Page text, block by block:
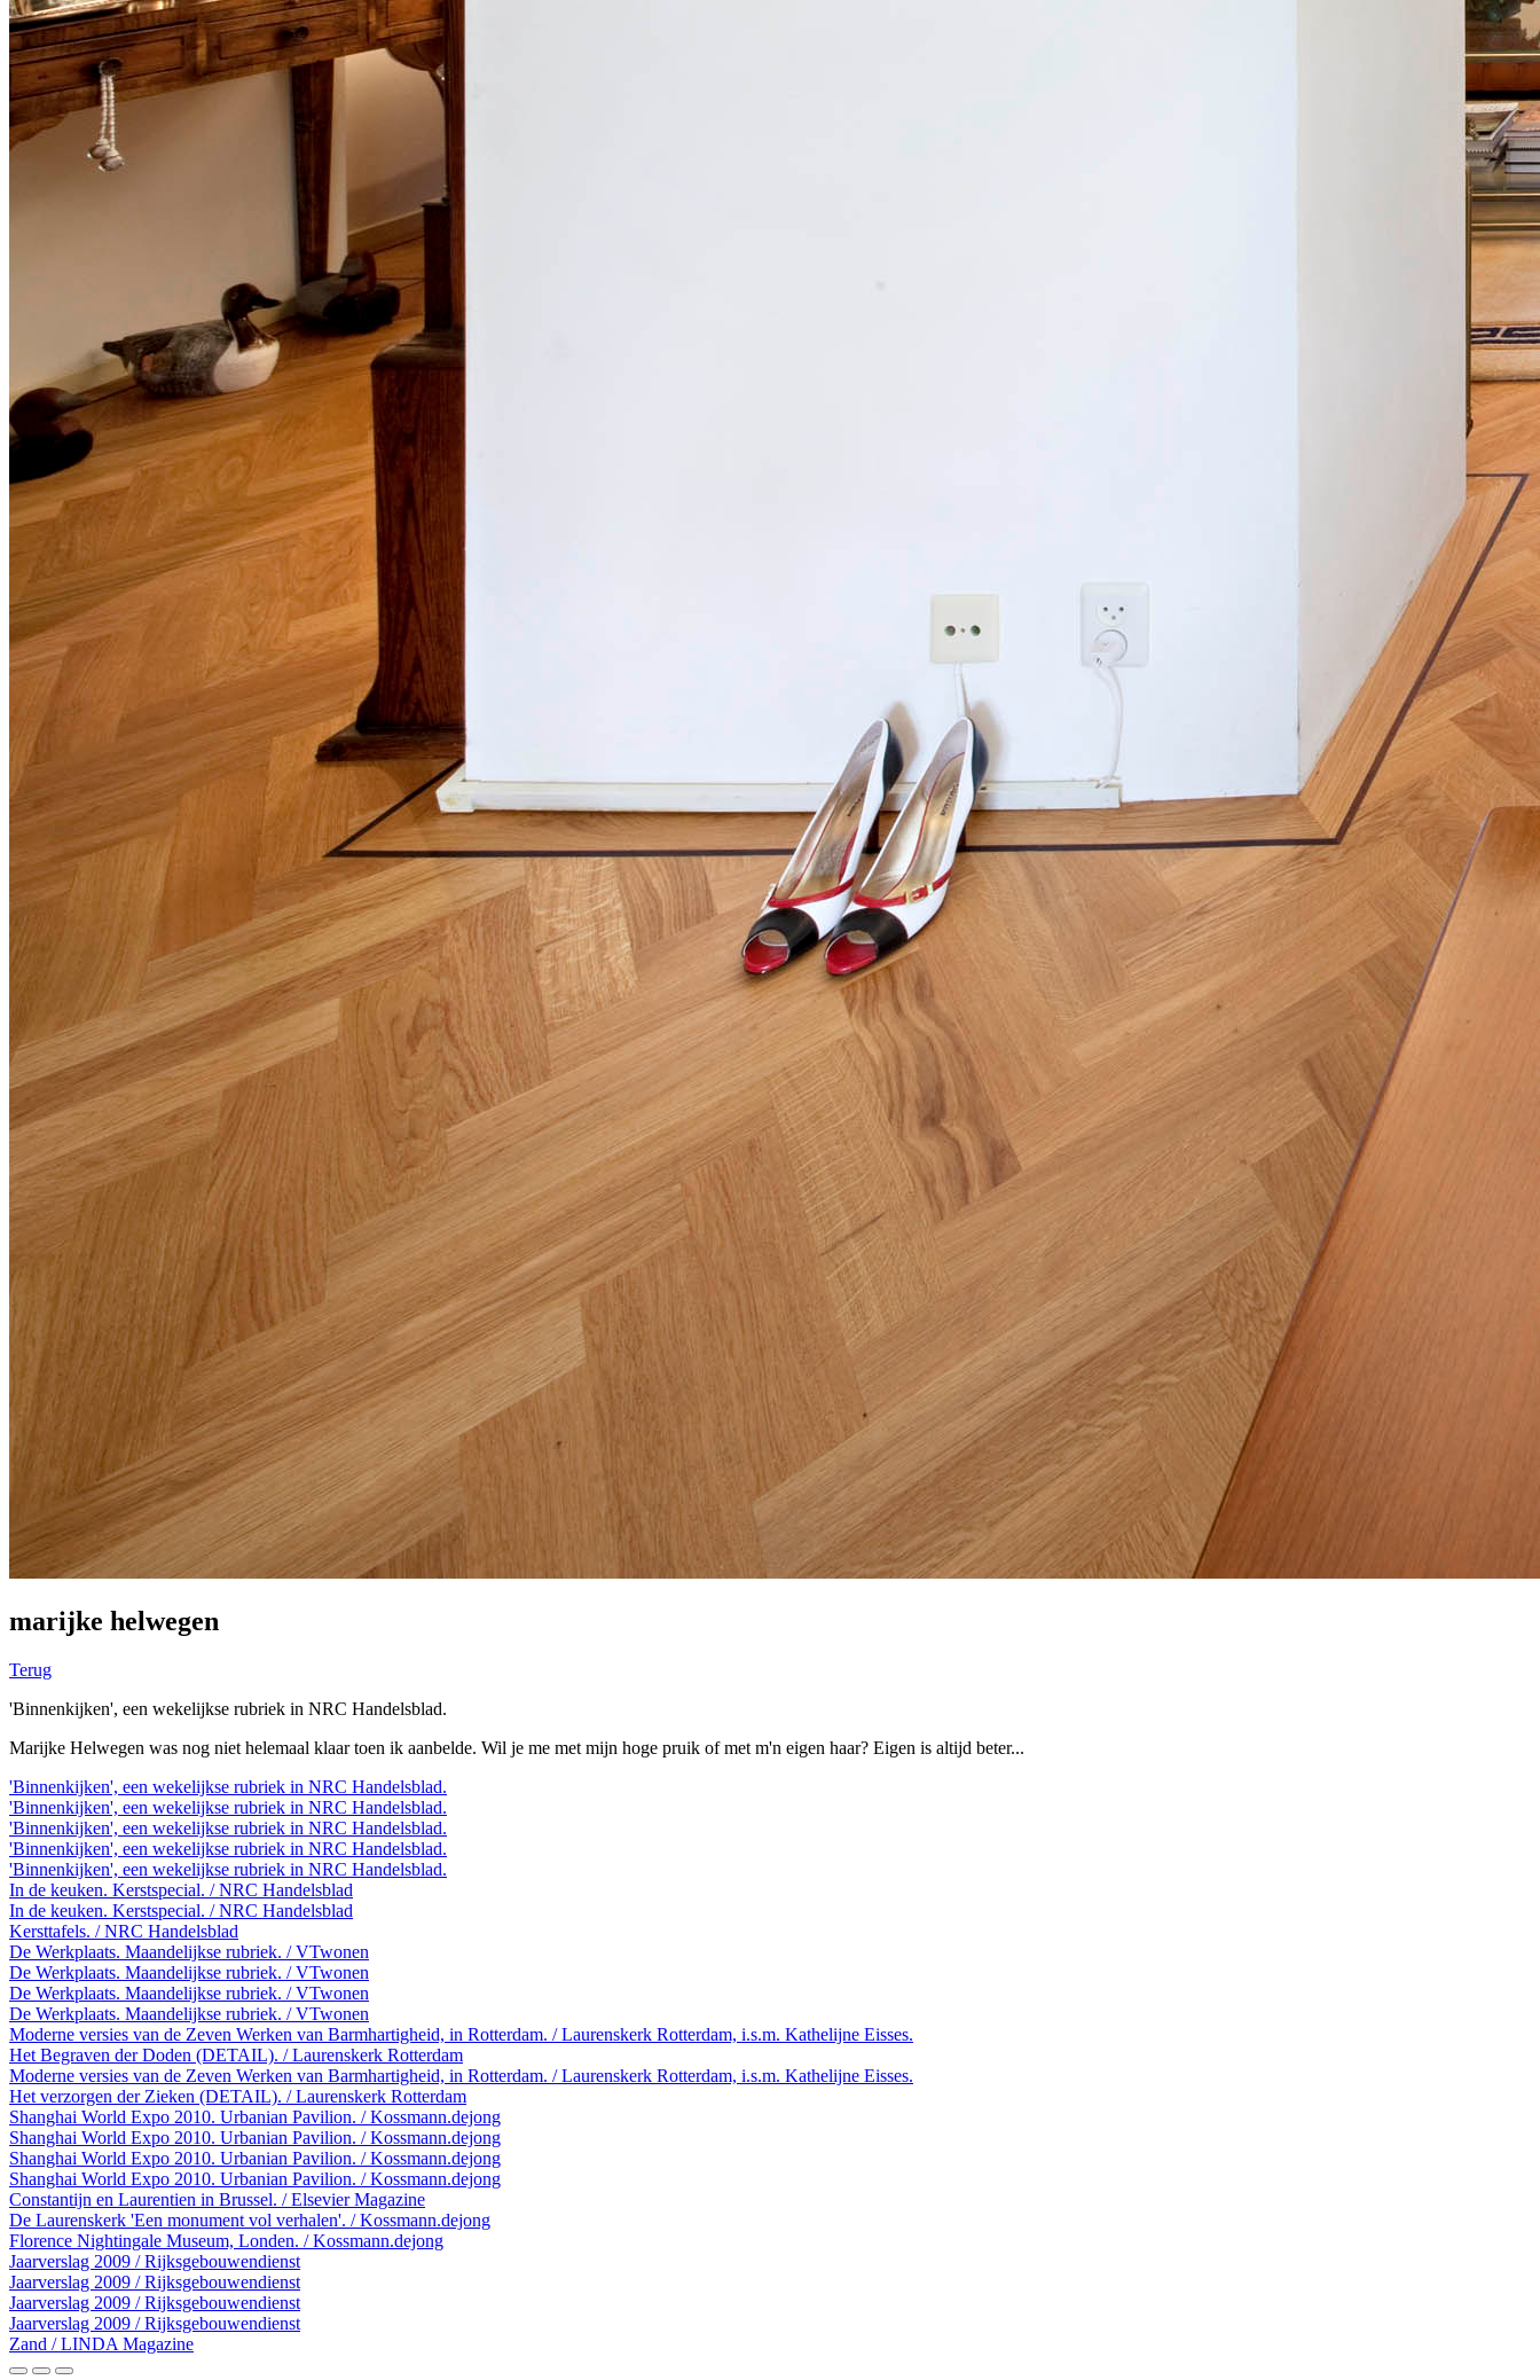
marijke helwegen
Terug
'Binnenkijken', een wekelijkse rubriek in NRC Handelsblad.
Marijke Helwegen was nog niet helemaal klaar toen ik aanbelde. Wil je me met mijn hoge pruik of met m'n eigen haar? Eigen is altijd beter...
'Binnenkijken', een wekelijkse rubriek in NRC Handelsblad.
'Binnenkijken', een wekelijkse rubriek in NRC Handelsblad.
'Binnenkijken', een wekelijkse rubriek in NRC Handelsblad.
'Binnenkijken', een wekelijkse rubriek in NRC Handelsblad.
'Binnenkijken', een wekelijkse rubriek in NRC Handelsblad.
In de keuken. Kerstspecial. / NRC Handelsblad
In de keuken. Kerstspecial. / NRC Handelsblad
Kersttafels. / NRC Handelsblad
De Werkplaats. Maandelijkse rubriek. / VTwonen
De Werkplaats. Maandelijkse rubriek. / VTwonen
De Werkplaats. Maandelijkse rubriek. / VTwonen
De Werkplaats. Maandelijkse rubriek. / VTwonen
Moderne versies van de Zeven Werken van Barmhartigheid, in Rotterdam. / Laurenskerk Rotterdam, i.s.m. Kathelijne Eisses.
Het Begraven der Doden (DETAIL). / Laurenskerk Rotterdam
Moderne versies van de Zeven Werken van Barmhartigheid, in Rotterdam. / Laurenskerk Rotterdam, i.s.m. Kathelijne Eisses.
Het verzorgen der Zieken (DETAIL). / Laurenskerk Rotterdam
Shanghai World Expo 2010. Urbanian Pavilion. / Kossmann.dejong
Shanghai World Expo 2010. Urbanian Pavilion. / Kossmann.dejong
Shanghai World Expo 2010. Urbanian Pavilion. / Kossmann.dejong
Shanghai World Expo 2010. Urbanian Pavilion. / Kossmann.dejong
Constantijn en Laurentien in Brussel. / Elsevier Magazine
De Laurenskerk 'Een monument vol verhalen'. / Kossmann.dejong
Florence Nightingale Museum, Londen. / Kossmann.dejong
Jaarverslag 2009 / Rijksgebouwendienst
Jaarverslag 2009 / Rijksgebouwendienst
Jaarverslag 2009 / Rijksgebouwendienst
Jaarverslag 2009 / Rijksgebouwendienst
Zand / LINDA Magazine